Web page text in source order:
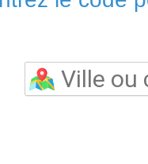
Les offres deoffres
offres indexées sur les
,
de résiliation avant de
pour évaluer la
souvent mentionnés.